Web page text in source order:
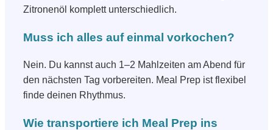
Zitronenöl komplett unterschiedlich.
Muss ich alles auf einmal vorkochen?
Nein. Du kannst auch 1–2 Mahlzeiten am Abend für
den nächsten Tag vorbereiten. Meal Prep ist flexibel
finde deinen Rhythmus.
Wie transportiere ich Meal Prep ins